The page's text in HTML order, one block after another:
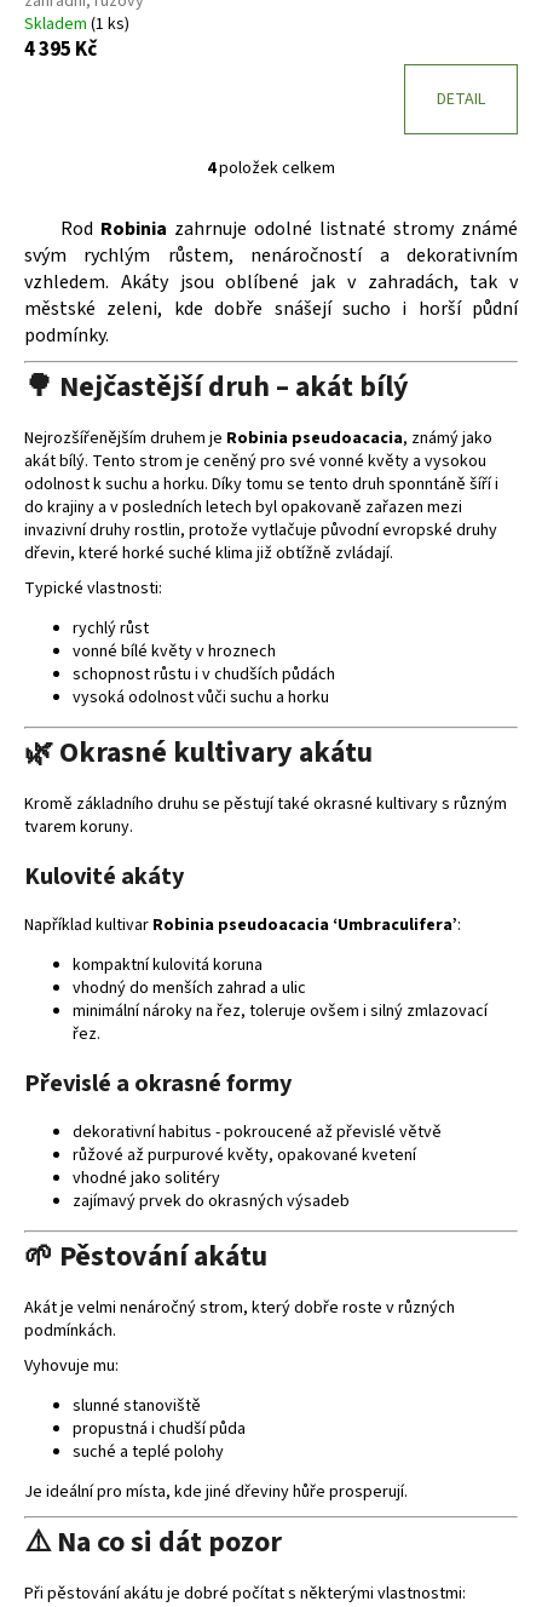
Skladem (1 ks)
4 395 Kč
DETAIL
O
l
á
d
a
í
p
v
k
y
v
ý
u
4položek celkem
Rod Robinia zahrnuje odolné listnaté stromy známé
svým rychlým růstem, nenáročností a dekorativním
vzhledem. Akáty jsou oblíbené jak v zahradách, tak v
městské zeleni, kde dobře snášejí sucho i horší půdní
podmínky.
🌳 Nejčastější druh – akát bílý
Nejrozšířenějším druhem je Robinia pseudoacacia, známý jako
akát bílý. Tento strom je ceněný pro své vonné květy a vysokou
odolnost k suchu a horku. Díky tomu se tento druh sponntáně šíří i
do krajiny a v posledních letech byl opakovaně zařazen mezi
invazivní druhy rostlin, protože vytlačuje původní evropské druhy
dřevin, které horké suché klima již obtížně zvládají.
Typické vlastnosti:
rychlý růst
vonné bílé květy v hroznech
schopnost růstu i v chudších půdách
vysoká odolnost vůči suchu a horku
🌿 Okrasné kultivary akátu
Kromě základního druhu se pěstují také okrasné kultivary s různým
tvarem koruny.
Kulovité akáty
Například kultivar Robinia pseudoacacia ‘Umbraculifera’:
kompaktní kulovitá koruna
vhodný do menších zahrad a ulic
minimální nároky na řez, toleruje ovšem i silný zmlazovací
řez.
Převislé a okrasné formy
dekorativní habitus - pokroucené až převislé větvě
růžové až purpurové květy, opakované kvetení
vhodné jako solitéry
zajímavý prvek do okrasných výsadeb
🌱 Pěstování akátu
Akát je velmi nenáročný strom, který dobře roste v různých
podmínkách.
Vyhovuje mu:
slunné stanoviště
propustná i chudší půda
suché a teplé polohy
Je ideální pro místa, kde jiné dřeviny hůře prosperují.
⚠️ Na co si dát pozor
Při pěstování akátu je dobré počítat s některými vlastnostmi: